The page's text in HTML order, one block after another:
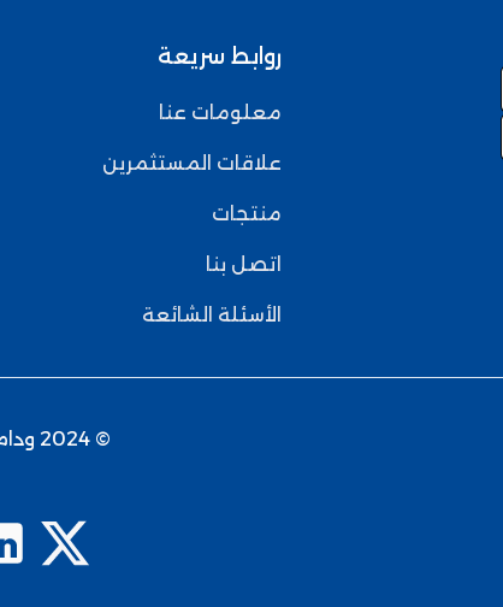
روابط سريعة
معلومات عنا
علاقات المستثمرين
منتجات
اتصل بنا
الأسئلة الشائعة
© 2024 ودام. جميع الحقوق محفوظة